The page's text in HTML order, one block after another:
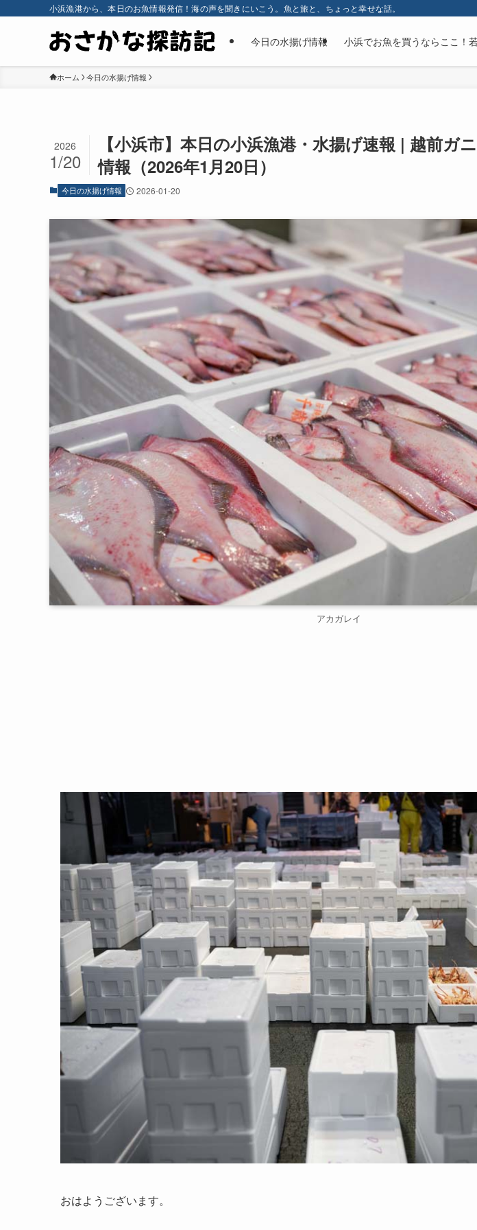
小浜漁港から、本日のお魚情報発信！海の声を聞きにいこう。魚と旅と、ちょっと幸せな話。
今日の水揚げ情報 小浜でお魚を買うならここ！
ホーム 今日の水揚げ情報
【小浜市】本日の小浜漁港・水揚げ速報 | 越前ガ
情報（2026年1月20日）
2026
1/20
今日の水揚げ情報 2026-01-20
アカガレイ
おはようございます。